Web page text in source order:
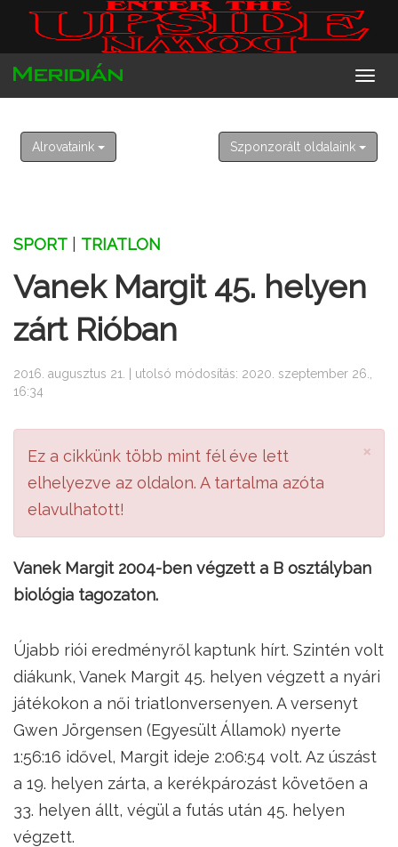
2026. augusztus 7. péntek
Ibolya
Alrovataink Szponzorált oldalaink
SPORT TRIATLON
Vanek Margit 45. helyen
zárt Rióban
2016. augusztus 21. | utolsó módosítás: 2020. szeptember 26.,
16:34
×
Ez a cikkünk több mint fél éve lett
elhelyezve az oldalon. A tartalma azóta
elavulhatott!
Vanek Margit 2004-ben végzett a B osztályban
biológia tagozaton.
Újabb riói eredményről kaptunk hírt. Szintén volt
diákunk, Vanek Margit 45. helyen végzett a nyári
játékokon a női triatlonversenyen. A versenyt
Gwen Jörgensen (Egyesült Államok) nyerte
1:56:16 idővel, Margit ideje 2:06:54 volt. Az úszást
a 19. helyen zárta, a kerékpározást követően a
33. helyen állt, végül a futás után 45. helyen
végzett.